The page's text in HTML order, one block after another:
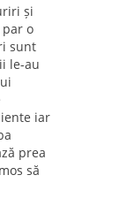
și
o
sunt
le-au
iar
prea
să